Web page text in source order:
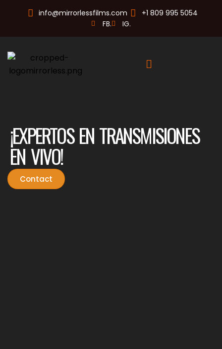
info@mirrorlessfilms.com
+1 809 995 5054
FB.
IG.
¡EXPERTOS EN TRANSMISIONES
EN VIVO!
Contact